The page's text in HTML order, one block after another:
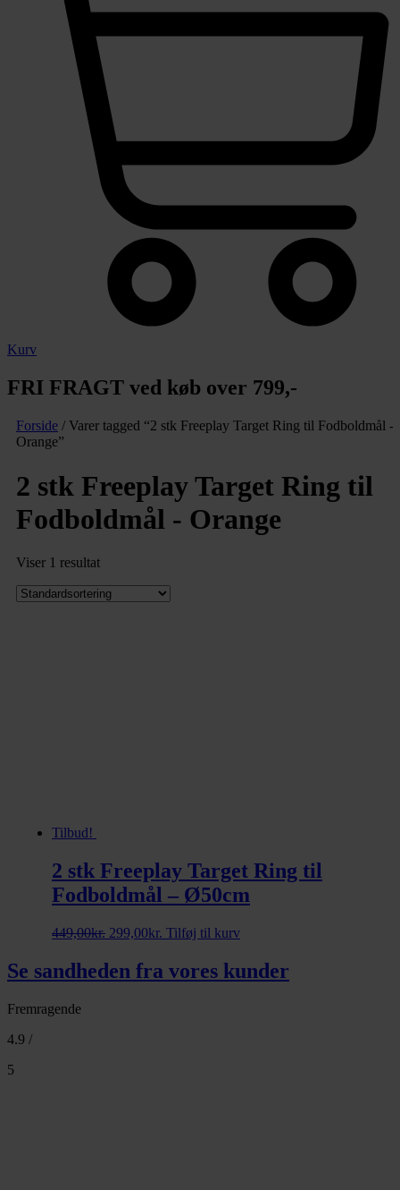
Kurv
FRI FRAGT ved køb over 799,-
Forside / Varer tagged “2 stk Freeplay Target Ring til Fodboldmål -
Orange”
2 stk Freeplay Target Ring til
Fodboldmål - Orange
Viser 1 resultat
Tilbud!
2 stk Freeplay Target Ring til
Fodboldmål – Ø50cm
449,00kr. Den
var:
299,00kr. Den
er:
Tilføj til kurv
Se sandheden fra vores kunder
Fremragende
4.9 /
5